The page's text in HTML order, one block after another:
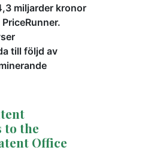
miljarder kronor
till följd av
to the
Office